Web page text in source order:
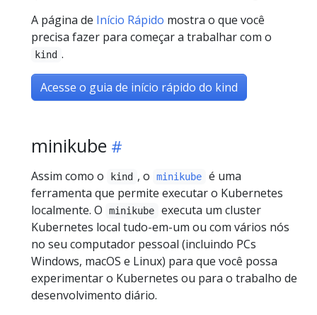
A página de Início Rápido mostra o que você
precisa fazer para começar a trabalhar com o
kind .
Acesse o guia de início rápido do kind
minikube
Assim como o kind , o minikube
é uma
ferramenta que permite executar o Kubernetes
localmente. O
minikube
executa um cluster
Kubernetes local tudo-em-um ou com vários nós
no seu computador pessoal (incluindo PCs
Windows, macOS e Linux) para que você possa
experimentar o Kubernetes ou para o trabalho de
desenvolvimento diário.